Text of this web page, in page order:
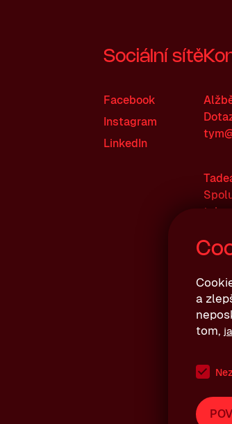
a
tom,
Sociální sítě
Facebook
Instagram
LinkedIn
tel.: